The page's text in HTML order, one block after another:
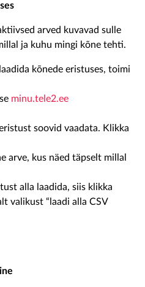
arved kuvavad sulle
ja kuhu mingi kõne tehti.
kõnede eristuses, toimi
minu.tele2.ee
soovid vaadata. Klikka
arve, kus näed täpselt millal
alla laadida, siis klikka
valikust “laadi alla CSV